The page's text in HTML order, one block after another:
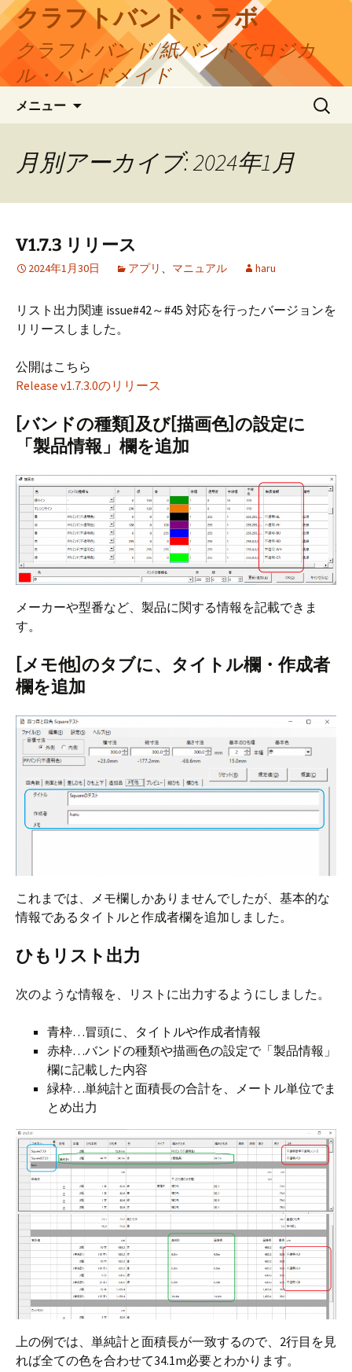
コ
ン
テ
ツ
ス
クラフトバンド・ラボ
クラフトバンド/紙バンドでロジカ
ル・ハンドメイド
メニュー
検
索:
月別アーカイブ: 2024年1月
V1.7.3 リリース
2024年1月30日 アプリ 、 マニュアル haru
リスト出力関連 issue#42～#45 対応を行ったバージョンを
リリースしました。
公開はこちら
Release v1.7.3.0のリリース
[バンドの種類]及び[描画色]の設定に
「製品情報」欄を追加
メーカーや型番など、製品に関する情報を記載できま
す。
[メモ他]のタブに、タイトル欄・作成者
欄を追加
これまでは、メモ欄しかありませんでしたが、基本的な
情報であるタイトルと作成者欄を追加しました。
ひもリスト出力
次のような情報を、リストに出力するようにしました。
青枠…冒頭に、タイトルや作成者情報
赤枠…バンドの種類や描画色の設定で「製品情報」
欄に記載した内容
緑枠…単純計と面積長の合計を、メートル単位でま
とめ出力
上の例では、単純計と面積長が一致するので、2行目を見
れば全ての色を合わせて34.1m必要とわかります。